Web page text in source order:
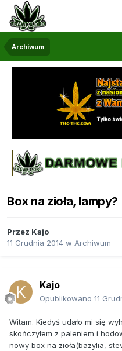
Archiwum
Box na zioła, lampy?
Przez Kajo
11 Grudnia 2014 w Archiwum
Kajo
Opublikowano 11
Witam. Kiedyś udało mi się
skończyłem z paleniem i
nowy box na zioła(bazylia,